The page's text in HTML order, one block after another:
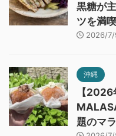
黒糖が
ツを満喫
2026/
沖縄
【
題のマ